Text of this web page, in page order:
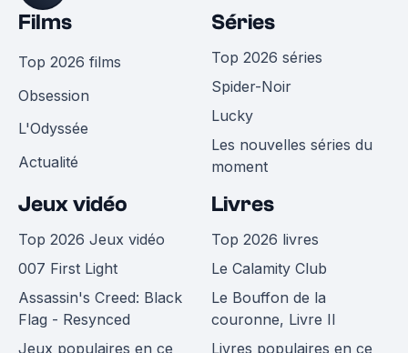
Films
Top 2026 films
Obsession
L'Odyssée
Actualité
Séries
Top 2026 séries
Spider-Noir
Lucky
Les nouvelles séries du
moment
Jeux vidéo
Top 2026 Jeux vidéo
007 First Light
Assassin's Creed: Black
Flag - Resynced
Jeux populaires en ce
Livres
Top 2026 livres
Le Calamity Club
Le Bouffon de la
couronne, Livre II
Livres populaires en ce